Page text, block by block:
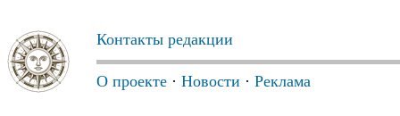
Контакты редакции
О проекте · Новости · Реклама